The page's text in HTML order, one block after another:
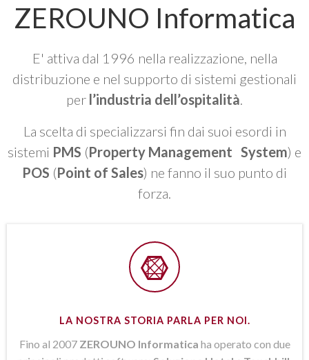
ZEROUNO Informatica
E' attiva dal 1996 nella realizzazione, nella
distribuzione e nel supporto di sistemi gestionali
per l’industria dell’ospitalità
La scelta di specializzarsi fin dai suoi esordi in
sistemi PMS (Property Management System) e
POS (Point of Sales) ne fanno il suo punto di
forza.
LA NOSTRA STORIA PARLA PER NOI.
Fino al 2007 ZEROUNO Informatica ha operato con due